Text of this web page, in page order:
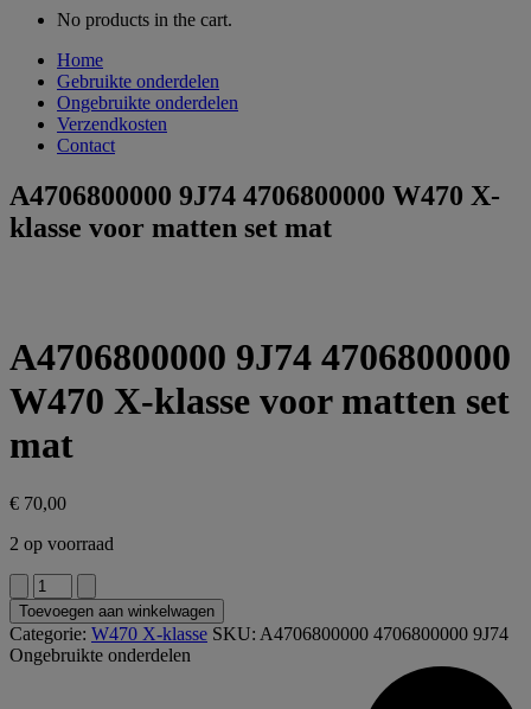
No products in the cart.
Home
Gebruikte onderdelen
Ongebruikte onderdelen
Verzendkosten
Contact
A4706800000 9J74 4706800000 W470 X-
klasse voor matten set mat
A4706800000 9J74 4706800000
W470 X-klasse voor matten set
mat
€ 70,00
2 op voorraad
A4706800000
9J74
4706800000
W470
X-
Toevoegen aan winkelwagen
Categorie: W470 X-klasse SKU: A4706800000 4706800000 9J74
Ongebruikte onderdelen